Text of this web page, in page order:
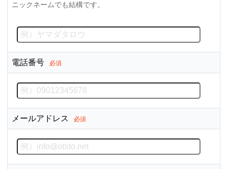
ニックネームでも結構です。
電話番号 必須
メールアドレス 必須